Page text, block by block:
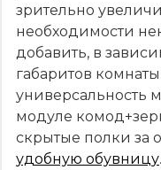
зрительно
необходимости
добавить, в
габаритов
универсальность
модуле
скрытые полки за
удобную обувницу